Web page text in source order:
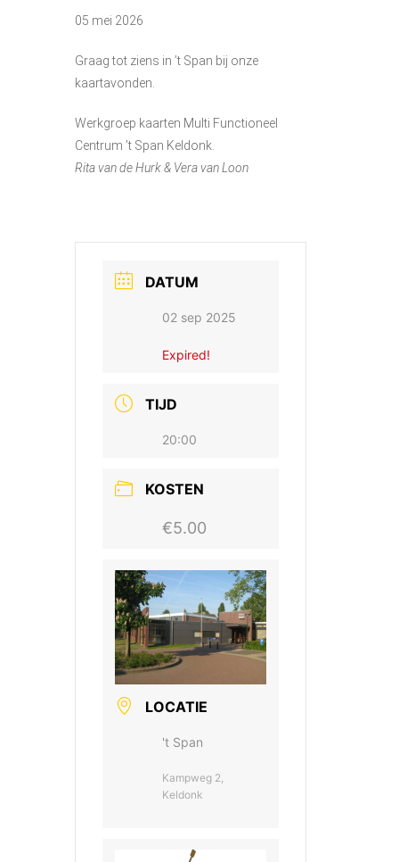
05 mei 2026
Graag tot ziens in ’t Span bij onze
kaartavonden.
Werkgroep kaarten Multi Functioneel
Centrum ’t Span Keldonk.
Rita van de Hurk & Vera van Loon
DATUM
02 sep 2025
Expired!
TIJD
20:00
KOSTEN
€5.00
LOCATIE
't Span
Kampweg 2,
Keldonk